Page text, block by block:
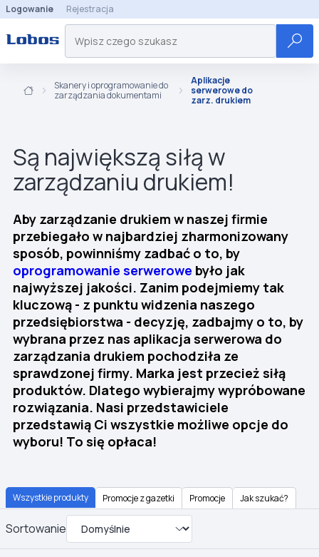
Logowanie Rejestracja
Skanery i oprogramowanie do
zarządzania dokumentami
Aplikacje
serwerowe do
zarz. drukiem
Są największą siłą w
zarządzaniu drukiem!
Aby zarządzanie drukiem w naszej firmie
przebiegało w najbardziej zharmonizowany
sposób, powinniśmy zadbać o to, by
oprogramowanie serwerowe było jak
najwyższej jakości. Zanim podejmiemy tak
kluczową - z punktu widzenia naszego
przedsiębiorstwa - decyzję, zadbajmy o to, by
wybrana przez nas aplikacja serwerowa do
zarządzania drukiem pochodziła ze
sprawdzonej firmy. Marka jest przecież siłą
produktów. Dlatego wybierajmy wypróbowane
rozwiązania. Nasi przedstawiciele
przedstawią Ci wszystkie możliwe opcje do
wyboru! To się opłaca!
Wszystkie produkty Promocje z gazetki Promocje Jak szukać?
Sortowanie